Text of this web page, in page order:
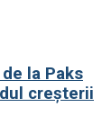
la Paks
creșterii